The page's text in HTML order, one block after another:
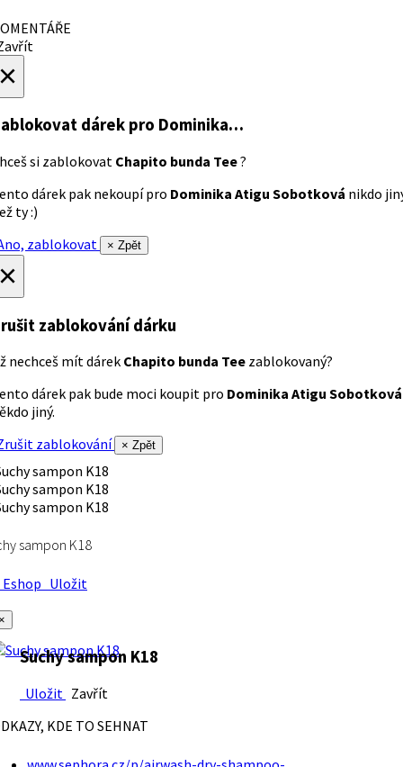
dárek pro Dominika…
si zablokovat Chapito bunda Tee?
dárek pak nekoupí pro Dominika Atigu Sobotková nikdo
ty :)
zablokovat
× Zpět
zablokování dárku
nechceš mít dárek Chapito bunda Tee zablokovaný?
dárek pak bude moci koupit pro Dominika Atigu Sobotková
jiný.
zablokování
× Zpět
sampon K18
Uložit
Suchy sampon K18
Uložit Zavřít
KDE TO SEHNAT